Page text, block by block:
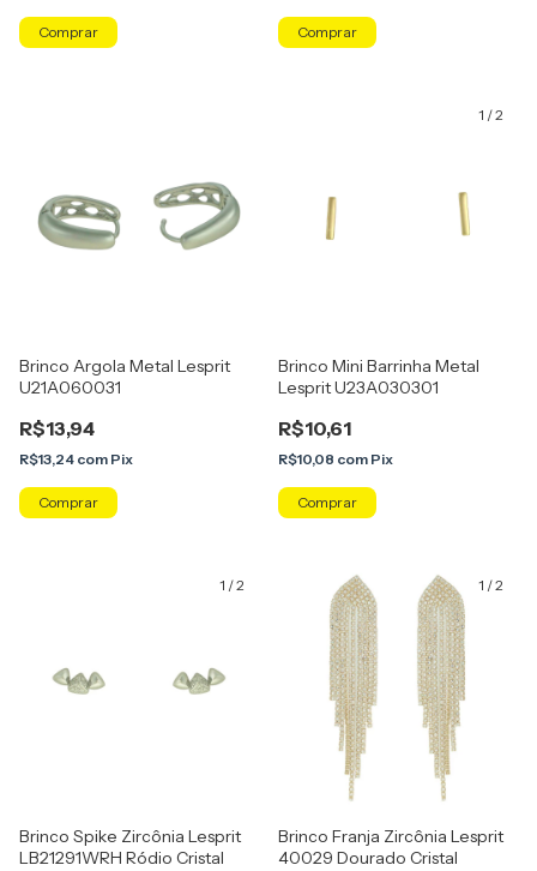
Comprar
Brinco Argola Metal Lesprit
U21A060031
R$13,94
R$13,24 com Pix
1 /2
Brinco Mini Barrinha Metal
Lesprit U23A030301
R$10,61
R$10,08 com Pix
Comprar
1 /2
Brinco Spike Zircônia Lesprit
LB21291WRH Ródio Cristal
1 /2
Brinco Franja Zircônia Lesprit
40029 Dourado Cristal